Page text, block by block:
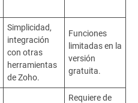
Simplicidad,
integración
con otras
herramientas
de Zoho.
Funciones
limitadas en la
versión
gratuita.
Requiere de